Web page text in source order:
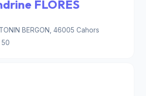
FLORES
BERGON, 46005 Cahors
50